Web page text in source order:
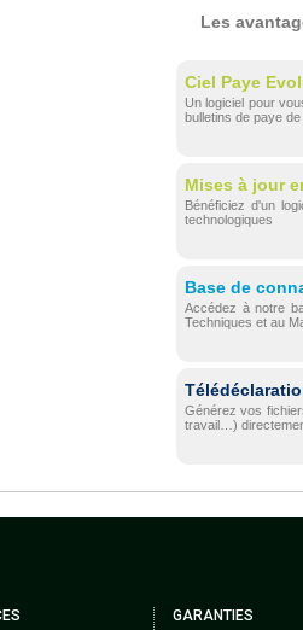
Les
Ciel Paye
Un logiciel pour
bulletins de paye
Mises à jour
Bénéficiez d'un
technologiques
Base de
Accédez à notre
Techniques et au
Générez vos
travail…)
GARANTIES